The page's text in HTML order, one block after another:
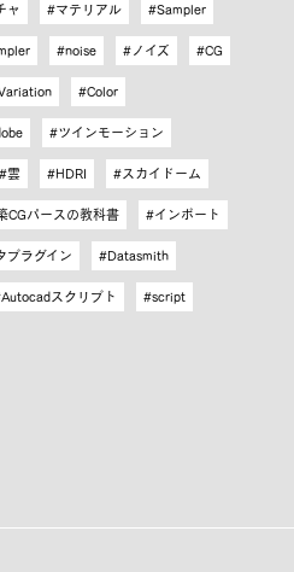
ャ マテリアル Sampler
noise ノイズ CG
Color
ツインモーション
雲 HDRI スカイドーム
CGパースの教科書 インポート
プラグイン Datasmith
Autocadスクリプト script